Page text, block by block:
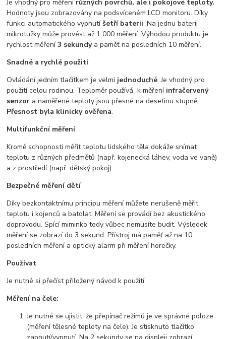
Je vhodný pro měření různých povrchů, ale i pokojové teploty.
Hodnoty jsou zobrazovány na podsvíceném LCD monitoru. Díky
funkci automatického vypnutíšetří baterii. Na jednu baterii
mikrotužky může provést až 1 000 měření. Výhodou produktu je
rychlost měření3 sekundya paměť na posledních 10 měření.
Snadné a rychlé použití
Ovládání jedním tlačítkem je velmi jednoduché. Je vhodný pro
použití celou rodinou. Teploměr používá k měření infračervený
senzor a naměřené teploty jsou přesné na desetinu stupně.
Přesnost byla klinicky ověřena.
Multifunkční měření
Kromě schopnosti měřit teplotu lidského těla dokáže snímat
teplotu z různých předmětů (např. kojenecká láhev, voda ve vaně)
a z prostředí (např. dětský pokoj).
Bezpečné měření dětí
Díky bezkontaktnímu principu měření můžete nerušeně měřit
teplotu i kojenců a batolat. Měření se provádí bez akustického
doprovodu. Spící miminko tedy vůbec nemusíte budit. Výsledek
měření se zobrazí do 3 sekund. Přístroj má paměť až na 10
posledních měření a optický alarm při měření horečky.
Používat
Je nutné si přečíst přiložený návod k použití.
Měření na čele:
Je nutné se ujistit, že přepínač režimů je ve správné poloze
(měření tělesné teploty na čele). Je stisknuto tlačítko